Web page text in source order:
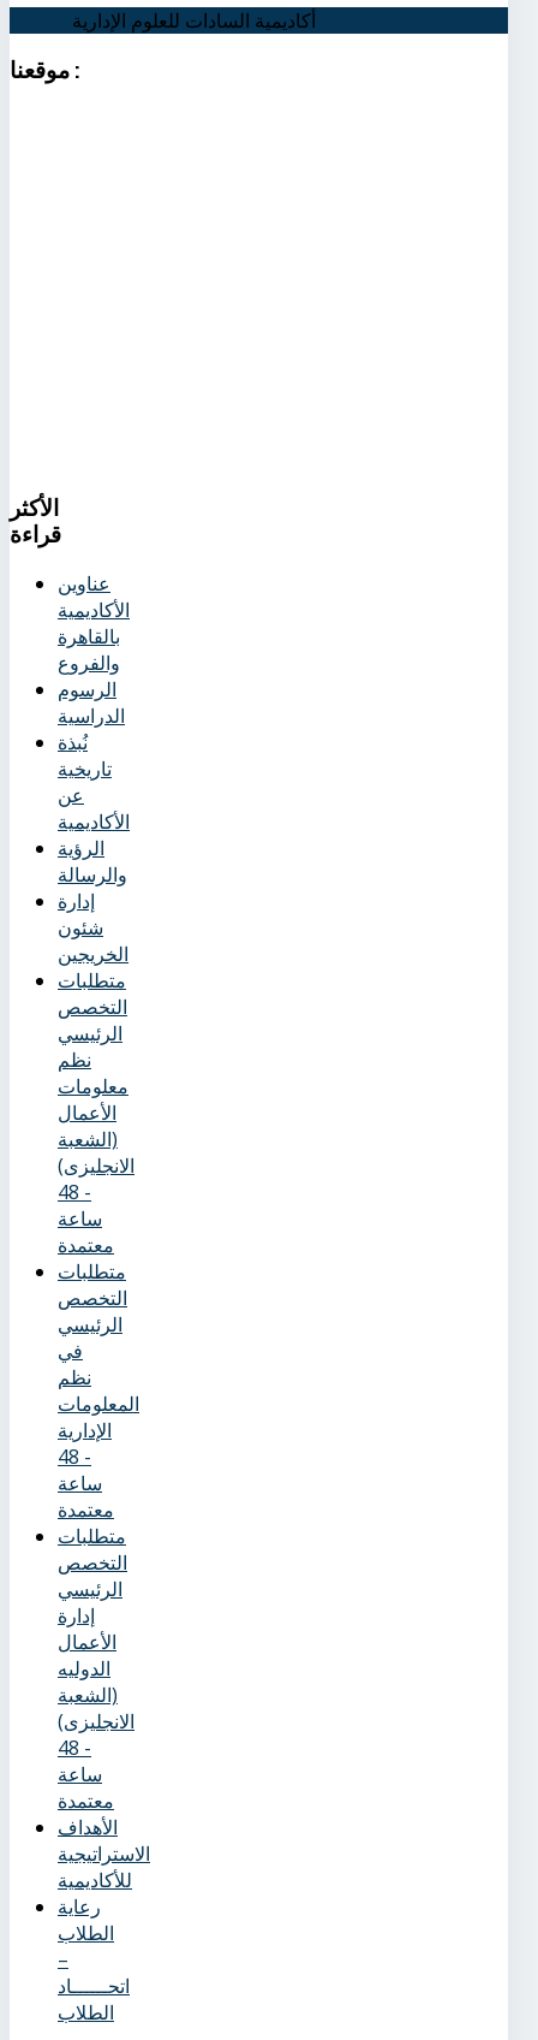
أكاديمية السادات للعلوم الإدارية
:
الأكثر
قراءة
عناوين
الأكاديمية
بالقاهرة
والفروع
الرسوم
الدراسية
نُبذة
تاريخية
عن
الأكاديمية
الرؤية
والرسالة
إدارة
شئون
الخريجين
متطلبات
التخصص
الرئيسي
نظم
معلومات
الأعمال
(الشعبة
الانجليزى)
- 48
ساعة
معتمدة
متطلبات
التخصص
الرئيسي
في
نظم
المعلومات
الإدارية
- 48
ساعة
معتمدة
متطلبات
التخصص
الرئيسي
إدارة
الأعمال
الدوليه
(الشعبة
الانجليزى)
- 48
ساعة
معتمدة
الأهداف
الاستراتيجية
للأكاديمية
رعاية
الطلاب
–
اتحــــــاد
الطلاب